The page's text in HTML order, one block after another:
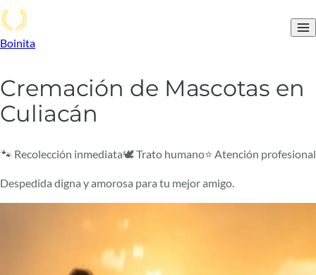
Boinita
Cremación de Mascotas en
Culiacán
🐾 Recolección inmediata🕊️ Trato humano⭐ Atención profesional
Despedida digna y amorosa para tu mejor amigo.